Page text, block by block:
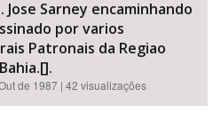
Jose Sarney encaminhando
por varios
Patronais da Regiao
de 1987 | 42 visualizações